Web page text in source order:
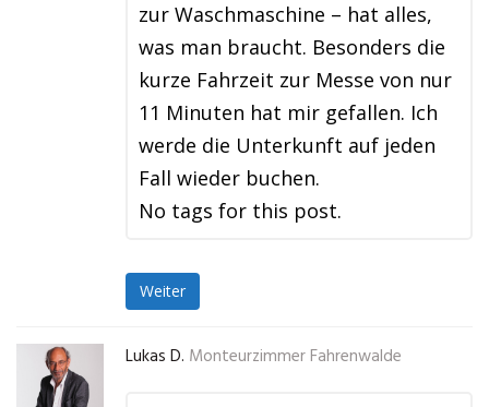
zur Waschmaschine – hat alles,
was man braucht. Besonders die
kurze Fahrzeit zur Messe von nur
11 Minuten hat mir gefallen. Ich
werde die Unterkunft auf jeden
Fall wieder buchen.
No tags for this post.
Weiter
Lukas D. Monteurzimmer Fahrenwalde